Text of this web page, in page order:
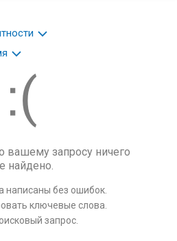
вашему запросу ничего
найдено.
написаны без ошибок.
ключевые слова.
запрос.